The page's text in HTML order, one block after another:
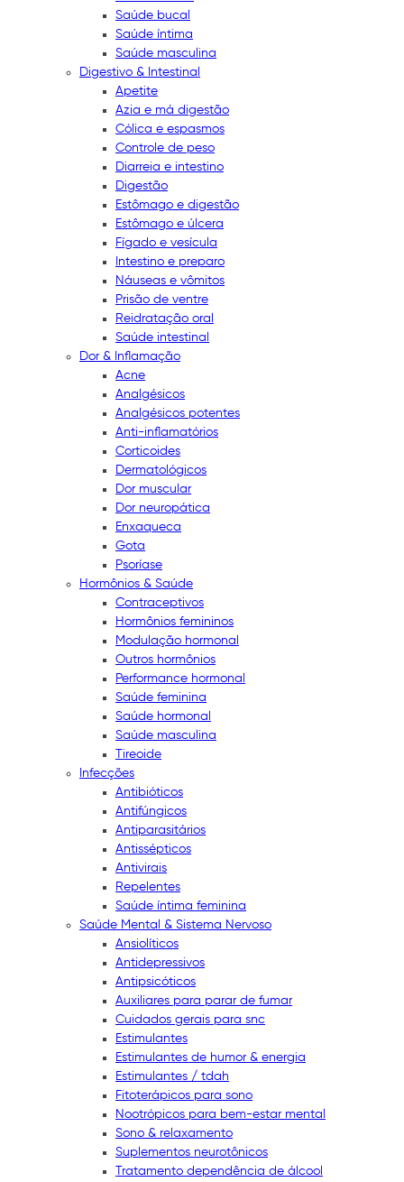
Saúde bucal
Saúde íntima
Saúde masculina
Digestivo & Intestinal
Apetite
Azia e má digestão
Cólica e espasmos
Controle de peso
Diarreia e intestino
Digestão
Estômago e digestão
Estômago e úlcera
Fígado e vesícula
Intestino e preparo
Náuseas e vômitos
Prisão de ventre
Reidratação oral
Saúde intestinal
Dor & Inflamação
Acne
Analgésicos
Analgésicos potentes
Anti-inflamatórios
Corticoides
Dermatológicos
Dor muscular
Dor neuropática
Enxaqueca
Gota
Psoríase
Hormônios & Saúde
Contraceptivos
Hormônios femininos
Modulação hormonal
Outros hormônios
Performance hormonal
Saúde feminina
Saúde hormonal
Saúde masculina
Tireoide
Infecções
Antibióticos
Antifúngicos
Antiparasitários
Antissépticos
Antivirais
Repelentes
Saúde íntima feminina
Saúde Mental & Sistema Nervoso
Ansiolíticos
Antidepressivos
Antipsicóticos
Auxiliares para parar de fumar
Cuidados gerais para snc
Estimulantes
Estimulantes de humor & energia
Estimulantes / tdah
Fitoterápicos para sono
Nootrópicos para bem-estar mental
Sono & relaxamento
Suplementos neurotônicos
Tratamento dependência de álcool